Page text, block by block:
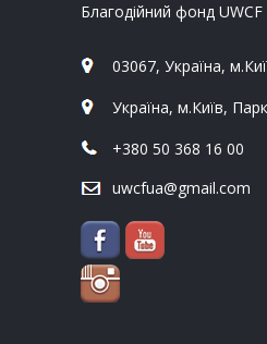
Благодійний фонд UWCF
03067, Україна,
Україна, м.Київ,
+380 50 368 16 00
uwcfua@gmail.com